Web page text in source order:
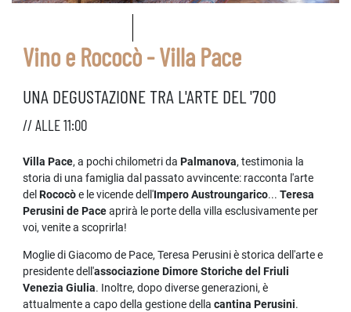
Vino e Rococò - Villa Pace
UNA DEGUSTAZIONE TRA L'ARTE DEL '700
// ALLE 11:00
Villa Pace, a pochi chilometri da Palmanova, testimonia la
storia di una famiglia dal passato avvincente: racconta l'arte
del Rococòe le vicende dell'Impero Austroungarico... Teresa
Perusini de Paceaprirà le porte della villa esclusivamente per
voi, venite a scoprirla!
Moglie di Giacomo de Pace, Teresa Perusini è storica dell'arte e
presidente dell'associazione Dimore Storiche del Friuli
Venezia Giulia. Inoltre, dopo diverse generazioni, è
attualmente a capo della gestione della cantina Perusini.